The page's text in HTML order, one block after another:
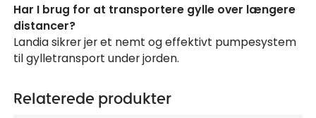
Har I brug for at transportere gylle over længere
distancer?
Landia sikrer jer et nemt og effektivt pumpesystem
til gylletransport under jorden.
Relaterede produkter